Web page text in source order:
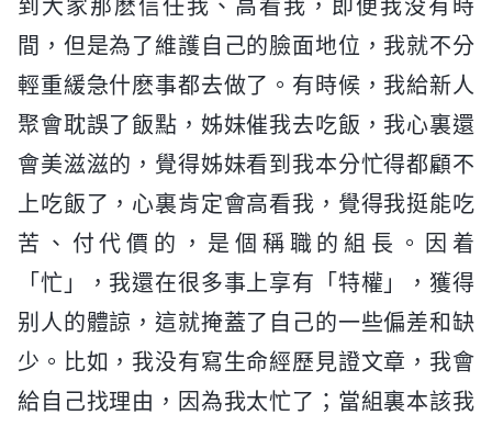
到大家那麽信任我、高看我，即便我没有時
間，但是為了維護自己的臉面地位，我就不分
輕重緩急什麽事都去做了。有時候，我給新人
聚會耽誤了飯點，姊妹催我去吃飯，我心裏還
會美滋滋的，覺得姊妹看到我本分忙得都顧不
上吃飯了，心裏肯定會高看我，覺得我挺能吃
苦、付代價的，是個稱職的組長。因着
「忙」，我還在很多事上享有「特權」，獲得
别人的體諒，這就掩蓋了自己的一些偏差和缺
少。比如，我没有寫生命經歷見證文章，我會
給自己找理由，因為我太忙了；當組裏本該我